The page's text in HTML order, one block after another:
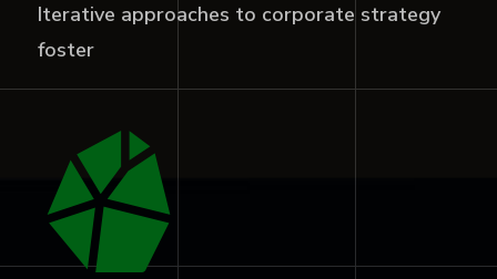
Iterative approaches to corporate strategy
foster